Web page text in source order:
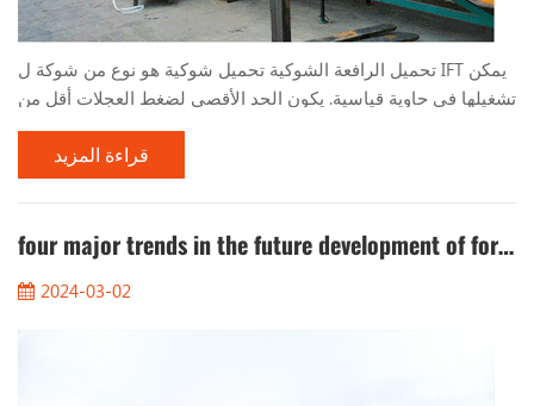
تحميل الرافعة الشوكية تحميل شوكية هو نوع من شوكة ل IFT يمكن
تشغيلها في حاوية قياسية. يكون الحد الأقصى لضغط العجلات أقل من
قيمة ضغط العجلة المسموح بها للوحة السفلية الحاوية القياسية ،
ويمكن تشغيله بأمان داخل الحاوية ، وهو مناسب للتشغيل في
محطات الموانئ والأماكن الأخرى. تم تطوير أول عملية حاويات في
الصين بنجاح في عام 1985 ، ومرت التقييم الفني ووضعها رسميًا في
عام 1988. كنموذج خاص يتم تحويله إلى عملي...
قراءة المزيد
four major trends in the future development of forklifts
2024-03-02